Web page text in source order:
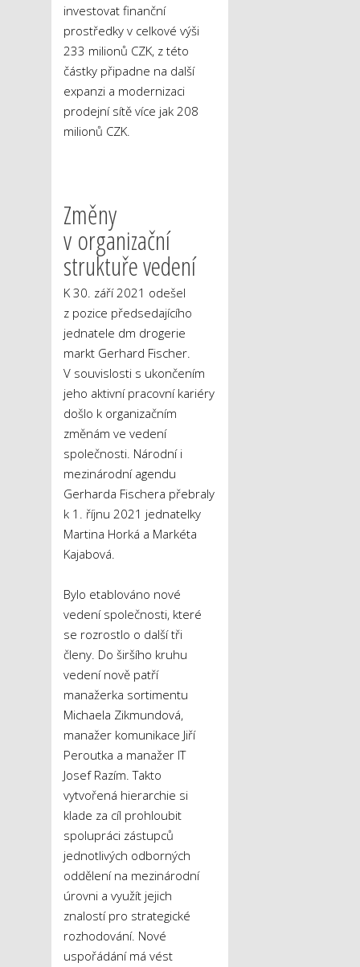
investovat finanční
prostředky v celkové výši
233 milionů CZK, z této
částky připadne na další
expanzi a modernizaci
prodejní sítě více jak 208
milionů CZK.
Změny
v organizační
struktuře vedení
K 30. září 2021 odešel
z pozice předsedajícího
jednatele dm drogerie
markt Gerhard Fischer.
V souvislosti s ukončením
jeho aktivní pracovní kariéry
došlo k organizačním
změnám ve vedení
společnosti. Národní i
mezinárodní agendu
Gerharda Fischera přebraly
k 1. říjnu 2021 jednatelky
Martina Horká a Markéta
Kajabová.
Bylo etablováno nové
vedení společnosti, které
se rozrostlo o další tři
členy. Do širšího kruhu
vedení nově patří
manažerka sortimentu
Michaela Zikmundová,
manažer komunikace Jiří
Peroutka a manažer IT
Josef Razím. Takto
vytvořená hierarchie si
klade za cíl prohloubit
spolupráci zástupců
jednotlivých odborných
oddělení na mezinárodní
úrovni a využít jejich
znalostí pro strategické
rozhodování. Nové
uspořádání má vést